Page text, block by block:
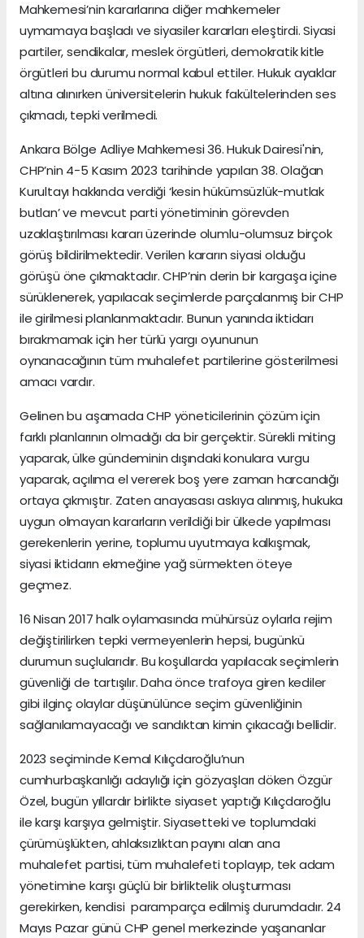
Mahkemesi’nin kararlarına diğer mahkemeler
uymamaya başladı ve siyasiler kararları eleştirdi. Siyasi
partiler, sendikalar, meslek örgütleri, demokratik kitle
örgütleri bu durumu normal kabul ettiler. Hukuk ayaklar
altına alınırken üniversitelerin hukuk fakültelerinden ses
çıkmadı, tepki verilmedi.
Ankara Bölge Adliye Mahkemesi 36. Hukuk Dairesi'nin,
CHP’nin 4-5 Kasım 2023 tarihinde yapılan 38. Olağan
Kurultayı hakkında verdiği ‘kesin hükümsüzlük-mutlak
butlan’ ve mevcut parti yönetiminin görevden
uzaklaştırılması kararı üzerinde olumlu-olumsuz birçok
görüş bildirilmektedir. Verilen kararın siyasi olduğu
görüşü öne çıkmaktadır. CHP’nin derin bir kargaşa içine
sürüklenerek, yapılacak seçimlerde parçalanmış bir CHP
ile girilmesi planlanmaktadır. Bunun yanında iktidarı
bırakmamak için her türlü yargı oyununun
oynanacağının tüm muhalefet partilerine gösterilmesi
amacı vardır.
Gelinen bu aşamada CHP yöneticilerinin çözüm için
farklı planlarının olmadığı da bir gerçektir. Sürekli miting
yaparak, ülke gündeminin dışındaki konulara vurgu
yaparak, açılıma el vererek boş yere zaman harcandığı
ortaya çıkmıştır. Zaten anayasası askıya alınmış, hukuka
uygun olmayan kararların verildiği bir ülkede yapılması
gerekenlerin yerine, toplumu uyutmaya kalkışmak,
siyasi iktidarın ekmeğine yağ sürmekten öteye
geçmez.
16 Nisan 2017 halk oylamasında mühürsüz oylarla rejim
değiştirilirken tepki vermeyenlerin hepsi, bugünkü
durumun suçlularıdır. Bu koşullarda yapılacak seçimlerin
güvenliği de tartışılır. Daha önce trafoya giren kediler
gibi ilginç olaylar düşünülünce seçim güvenliğinin
sağlanılamayacağı ve sandıktan kimin çıkacağı bellidir.
2023 seçiminde Kemal Kılıçdaroğlu’nun
cumhurbaşkanlığı adaylığı için gözyaşları döken Özgür
Özel, bugün yıllardır birlikte siyaset yaptığı Kılıçdaroğlu
ile karşı karşıya gelmiştir. Siyasetteki ve toplumdaki
çürümüşlükten, ahlaksızlıktan payını alan ana
muhalefet partisi, tüm muhalefeti toplayıp, tek adam
yönetimine karşı güçlü bir birliktelik oluşturması
gerekirken, kendisi paramparça edilmiş durumdadır. 24
Mayıs Pazar günü CHP genel merkezinde yaşananlar